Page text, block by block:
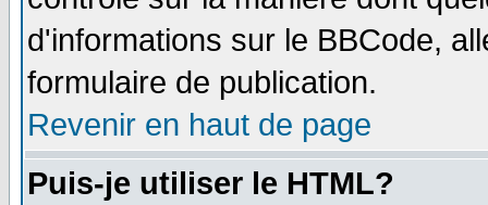
d'informations sur le BBCode,
formulaire de publication.
Revenir en haut de page
Puis-je utiliser le HTML?